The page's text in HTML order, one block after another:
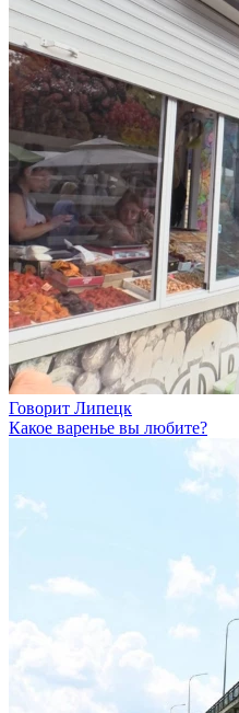
Говорит Липецк
Какое варенье вы любите?